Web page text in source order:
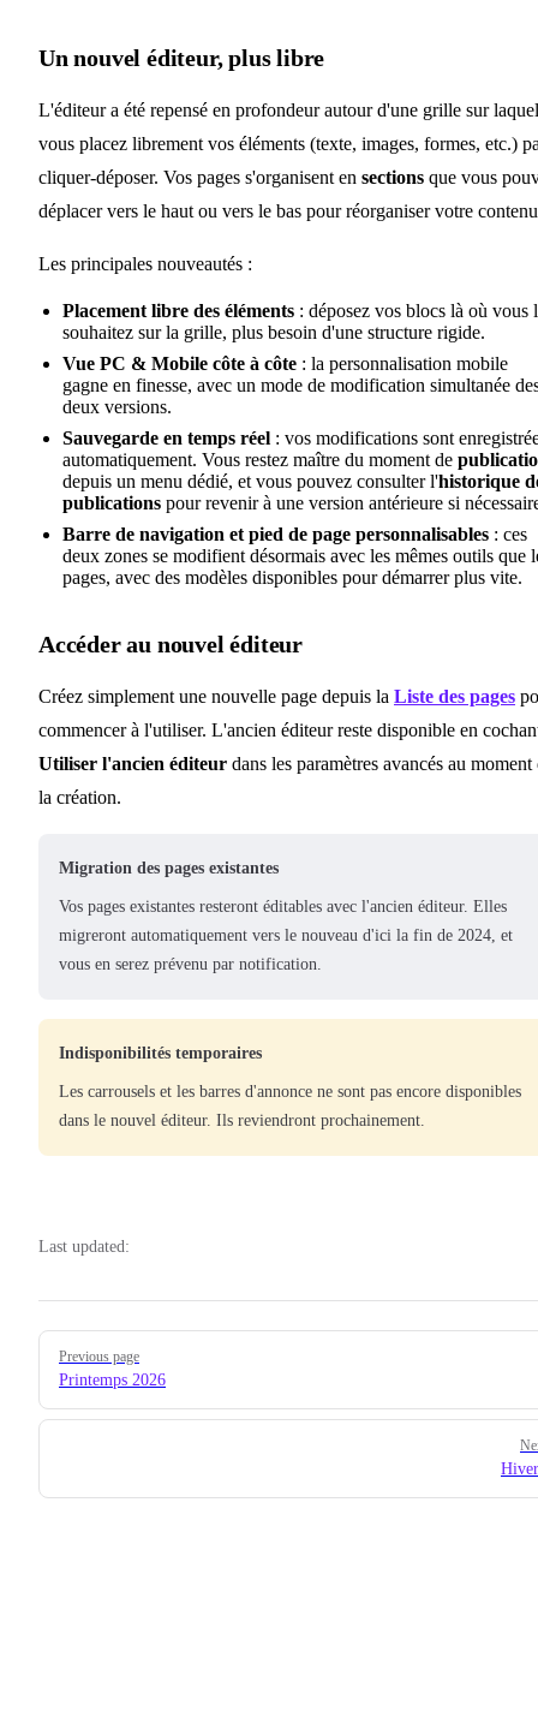
Un nouvel éditeur, plus libre
L'éditeur a été repensé en profondeur autour d'une grille sur
vous placez librement vos éléments (texte, images, formes, etc.)
cliquer-déposer. Vos pages s'organisent en sections que vous
déplacer vers le haut ou vers le bas pour réorganiser votre
Les principales nouveautés :
Placement libre des éléments : déposez vos blocs là où vous
souhaitez sur la grille, plus besoin d'une structure rigide.
Vue PC & Mobile côte à côte : la personnalisation mobile
gagne en finesse, avec un mode de modification simultanée
deux versions.
Sauvegarde en temps réel : vos modifications sont
automatiquement. Vous restez maître du moment de
depuis un menu dédié, et vous pouvez consulter l'historique
publications pour revenir à une version antérieure si
Barre de navigation et pied de page personnalisables : ces
deux zones se modifient désormais avec les mêmes outils que
pages, avec des modèles disponibles pour démarrer plus vite.
Accéder au nouvel éditeur
Créez simplement une nouvelle page depuis la Liste des pages
commencer à l'utiliser. L'ancien éditeur reste disponible en
Utiliser l'ancien éditeur dans les paramètres avancés au moment
la création.
Migration des pages existantes
Vos pages existantes resteront éditables avec l'ancien éditeur. Elles
migreront automatiquement vers le nouveau d'ici la fin de 2024, et
vous en serez prévenu par notification.
Indisponibilités temporaires
Les carrousels et les barres d'annonce ne sont pas encore disponibles
dans le nouvel éditeur. Ils reviendront prochainement.
Last updated:
Pager
Previous page
Printemps 2026